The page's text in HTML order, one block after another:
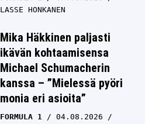
LASSE HONKANEN
Mika Häkkinen paljasti
ikävän kohtaamisensa
Michael Schumacherin
kanssa – ”Mielessä pyöri
monia eri asioita”
FORMULA 1
04.08.2026